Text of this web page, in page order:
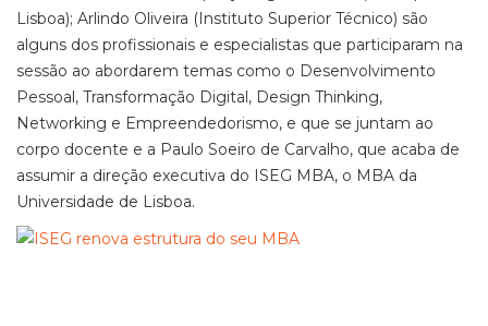
Lisboa); Arlindo Oliveira (Instituto Superior Técnico) são
alguns dos profissionais e especialistas que participaram na
sessão ao abordarem temas como o Desenvolvimento
Pessoal, Transformação Digital, Design Thinking,
Networking e Empreendedorismo, e que se juntam ao
corpo docente e a Paulo Soeiro de Carvalho, que acaba de
assumir a direção executiva do ISEG MBA, o MBA da
Universidade de Lisboa.